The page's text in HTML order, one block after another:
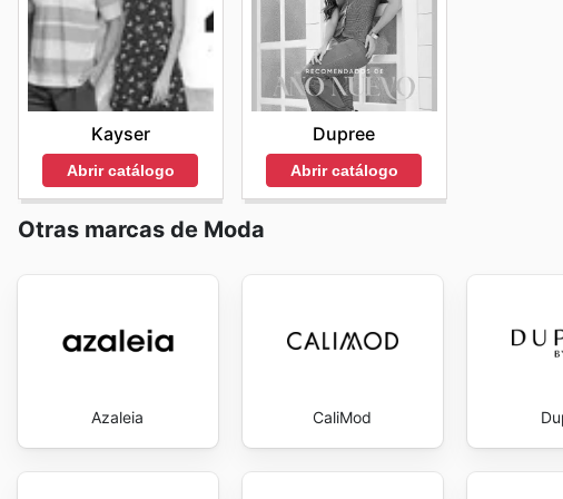
contactar al servicio de atención al cliente para obtener
Kayser
Abrir catálogo
Dupree
Abrir catálogo
Otras marcas de Moda
Azaleia CaliMod